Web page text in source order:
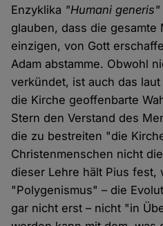
Enzyklika "Humani generis"
glauben, dass die gesamte
einzigen, von Gott
Adam abstamme. Obwohl
verkündet, ist auch das
die Kirche geoffenbarte
Stern den Verstand des
die zu bestreiten "die
Christenmenschen nicht
dieser Lehre hält Pius fest,
"Polygenismus" – die
gar nicht erst – nicht "in